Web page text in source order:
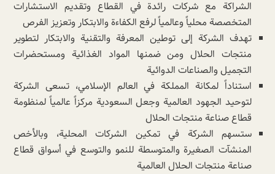
الشراكة مع شركات رائدة في القطاع وتقديم الاستشارات
المتخصصة محلياً وعالمياً لرفع الكفاءة والابتكار وتعزيز الفرص
تهدف الشركة إلى توطين المعرفة والتقنية والابتكار لتطوير
منتجات الحلال ومن ضمنها المواد الغذائية ومستحضرات
التجميل والصناعات الدوائية
استناداً لمكانة المملكة في العالم الإسلامي، تسعى الشركة
لتوحيد الجهود العالمية وجعل السعودية مركزاً عالمياً لمنظومة
قطاع صناعة منتجات الحلال
ستسهم الشركة في تمكين الشركات المحلية، وبالأخص
المنشآت الصغيرة والمتوسطة للنمو والتوسع في أسواق قطاع
صناعة منتجات الحلال العالمية